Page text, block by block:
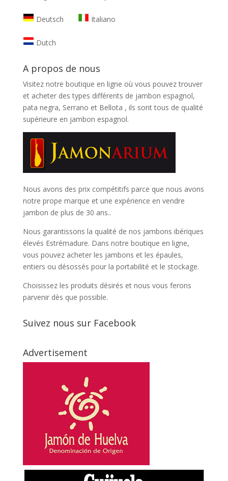
Deutsch Italiano
Dutch
A propos de nous
Visitez notre boutique en ligne où vous pouvez trouver
et acheter des types différents de jambon espagnol,
pata negra, Serrano et Bellota , ils sont tous de qualité
supérieure en jambon espagnol.
Nous avons des prix compétitifs parce que nous avons
notre prope marque et une expérience en vendre
jambon de plus de 30 ans..
Nous garantissons la qualité de nos jambons ibériques
élevés Estrémadure. Dans notre boutique en ligne,
vous pouvez acheter les jambons et les épaules,
entiers ou désossés pour la portabilité et le stockage.
Choisissez les produits désirés et nous vous ferons
parvenir dès que possible.
Suivez nous sur Facebook
Advertisement